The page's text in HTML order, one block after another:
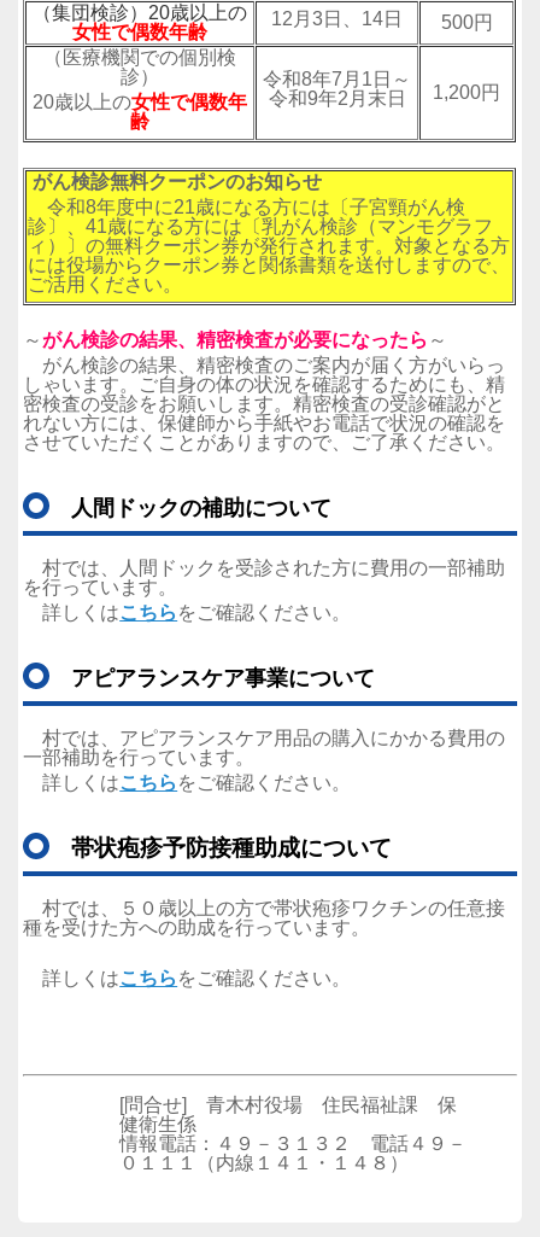
（集団検診）20歳以上の
女性で偶数年齢
12月3日、14日
500円
（医療機関での個別検
診）
20歳以上の女性で偶数年
齢
令和8年7月1日～
令和9年2月末日
1,200円
がん検診無料クーポンのお知らせ
令和8年度中に21歳になる方には〔子宮頸がん検
診〕、41歳になる方には〔乳がん検診（マンモグラフ
ィ）〕の無料クーポン券が発行されます。対象となる方
には役場からクーポン券と関係書類を送付しますので、
ご活用ください。
～がん検診の結果、精密検査が必要になったら ～
がん検診の結果、精密検査のご案内が届く方がいらっ
しゃいます。ご自身の体の状況を確認するためにも、精
密検査の受診をお願いします。精密検査の受診確認がと
れない方には、保健師から手紙やお電話で状況の確認を
させていただくことがありますので、ご了承ください。
人間ドックの補助について
村では、人間ドックを受診された方に費用の一部補助
を行っています。
詳しくはこちら をご確認ください。
アピアランスケア事業について
村では、アピアランスケア用品の購入にかかる費用の
一部補助を行っています。
詳しくはこちら をご確認ください。
帯状疱疹予防接種助成について
村では、５０歳以上の方で帯状疱疹ワクチンの任意接
種を受けた方への助成を行っています。
詳しくはこちら をご確認ください。
[問合せ] 青木村役場 住民福祉課 保
健衛生係
情報電話：４９－３１３２ 電話４９－
０１１１（内線１４１・１４８）